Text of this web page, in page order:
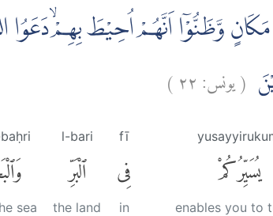
وَّظَنُّوْٓا اَنَّهُمْ اُحِيْطَ بِهِمْۙ دَعَوُا
(يونس:٢٢)
يُسَيِّرُكُمْ
enables you to
fī
فِى
in
l-bari
ٱلْبَرِّ
the land
sea